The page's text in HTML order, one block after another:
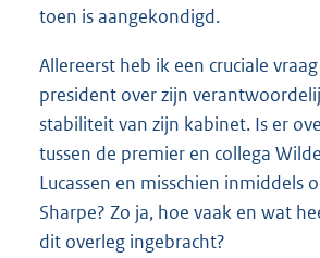
toen is aangekondigd.
Allereerst heb ik een cruciale
president over zijn
stabiliteit van zijn kabinet. Is er
tussen de premier en collega
Lucassen en misschien inmiddels
Sharpe? Zo ja, hoe vaak en wat
dit overleg ingebracht?